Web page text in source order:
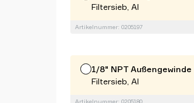
Filtersieb, Al
Artikelnummer: 0205197
1/8" NPT Außengewinde
Filtersieb, Al
Artikelnummer: 0205180